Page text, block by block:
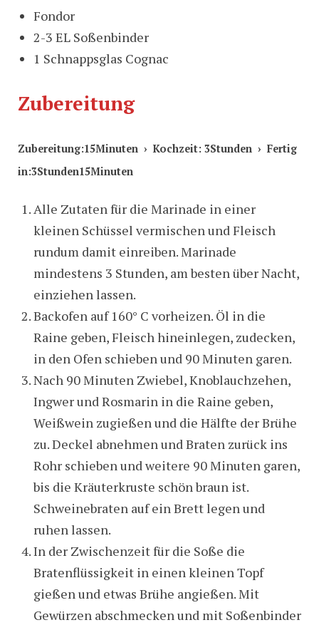
Fondor
2-3 EL Soßenbinder
1 Schnappsglas Cognac
Zubereitung
Zubereitung:15Minuten › Kochzeit: 3Stunden › Fertig
in:3Stunden15Minuten
Alle Zutaten für die Marinade in einer
kleinen Schüssel vermischen und Fleisch
rundum damit einreiben. Marinade
mindestens 3 Stunden, am besten über Nacht,
einziehen lassen.
Backofen auf 160° C vorheizen. Öl in die
Raine geben, Fleisch hineinlegen, zudecken,
in den Ofen schieben und 90 Minuten garen.
Nach 90 Minuten Zwiebel, Knoblauchzehen,
Ingwer und Rosmarin in die Raine geben,
Weißwein zugießen und die Hälfte der Brühe
zu. Deckel abnehmen und Braten zurück ins
Rohr schieben und weitere 90 Minuten garen,
bis die Kräuterkruste schön braun ist.
Schweinebraten auf ein Brett legen und
ruhen lassen.
In der Zwischenzeit für die Soße die
Bratenflüssigkeit in einen kleinen Topf
gießen und etwas Brühe angießen. Mit
Gewürzen abschmecken und mit Soßenbinder